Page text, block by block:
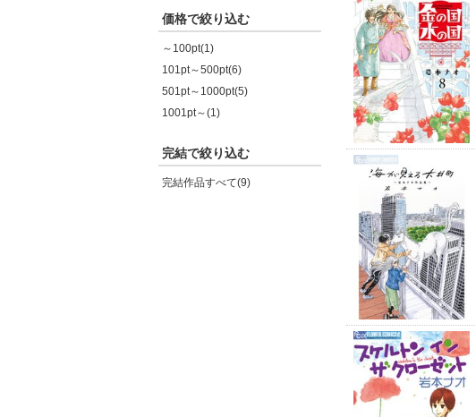
価格で絞り込む
～100pt(1)
101pt～500pt(6)
501pt～1000pt(5)
1001pt～(1)
完結で絞り込む
完結作品すべて(9)